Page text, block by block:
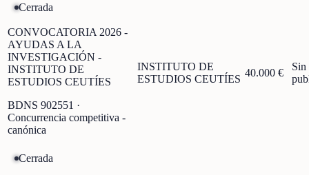
Cerrada
CONVOCATORIA 2026 -
AYUDAS A LA
INVESTIGACIÓN -
INSTITUTO DE
ESTUDIOS CEUTÍES
BDNS 902551 ·
Concurrencia competitiva -
canónica
INSTITUTO DE
ESTUDIOS CEUTÍES
40.000 €
Sin
Cerrada